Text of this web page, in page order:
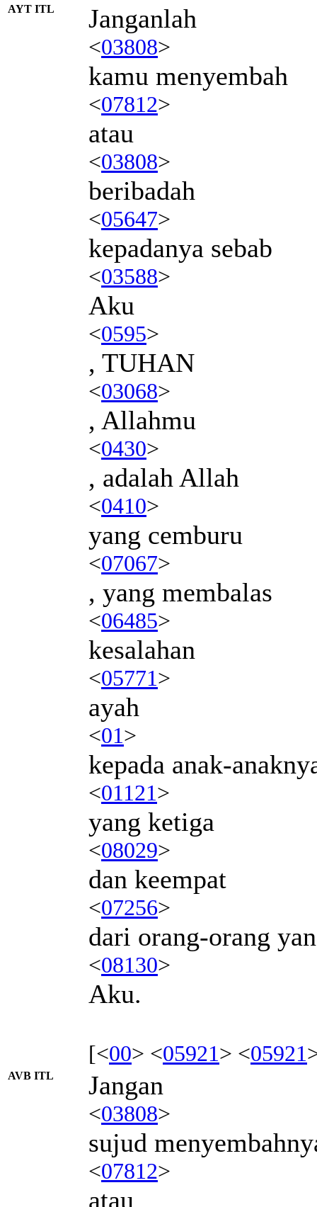
AYT ITL Janganlah
<03808>
kamu menyembah
<07812>
atau
<03808>
beribadah
<05647>
kepadanya sebab
<03588>
Aku
<0595>
, TUHAN
<03068>
, Allahmu
<0430>
, adalah Allah
<0410>
yang cemburu
<07067>
, yang membalas
<06485>
kesalahan
<05771>
ayah
<01>
kepada anak-
<01121>
yang ketiga
<08029>
dan keempat
<07256>
dari orang-orang
<08130>
Aku.
[<00> <05921> <05921
AVB ITL Jangan
<03808>
sujud
<07812>
atau